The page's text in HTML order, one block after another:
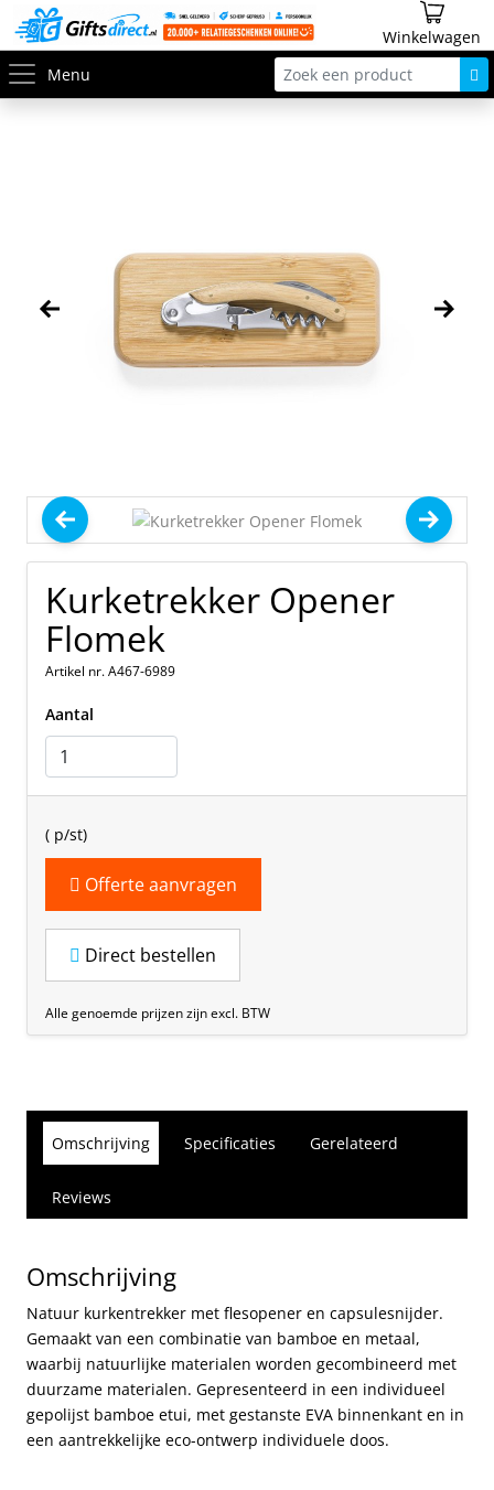
Winkelwagen
Menu
Kurketrekker Opener
Flomek
Artikel nr. A467-6989
Aantal
( p/st)
Offerte aanvragen
Direct bestellen
Alle genoemde prijzen zijn excl. BTW
Omschrijving Specificaties Gerelateerd
Reviews
Omschrijving
Natuur kurkentrekker met flesopener en capsulesnijder.
Gemaakt van een combinatie van bamboe en metaal,
waarbij natuurlijke materialen worden gecombineerd met
duurzame materialen. Gepresenteerd in een individueel
gepolijst bamboe etui, met gestanste EVA binnenkant en in
een aantrekkelijke eco-ontwerp individuele doos.